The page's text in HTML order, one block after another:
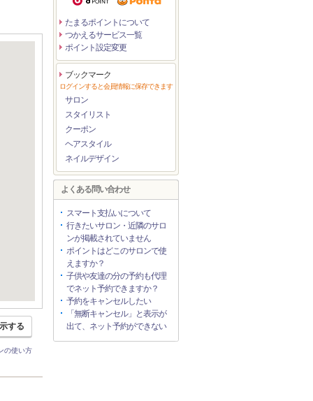
する
の使い方
たまるポイントについて
つかえるサービス一覧
ポイント設定変更
ブックマーク
ログインすると会員情報に保存できます
サロン
スタイリスト
クーポン
ヘアスタイル
ネイルデザイン
よくある問い合わせ
スマート支払いについて
行きたいサロン・近隣のサロ
ンが掲載されていません
ポイントはどこのサロンで使
えますか？
子供や友達の分の予約も代理
でネット予約できますか？
予約をキャンセルしたい
「無断キャンセル」と表示が
出て、ネット予約ができない